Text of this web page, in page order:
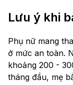
Lưu ý khi
Phụ nữ mang
ở mức an toàn.
khoảng 200 -
tháng đầu, mẹ